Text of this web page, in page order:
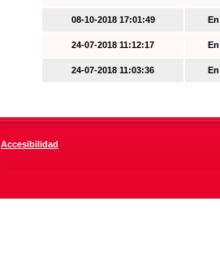
08-10-2018 17:01:49
24-07-2018 11:12:17
24-07-2018 11:03:36
Accesibilidad